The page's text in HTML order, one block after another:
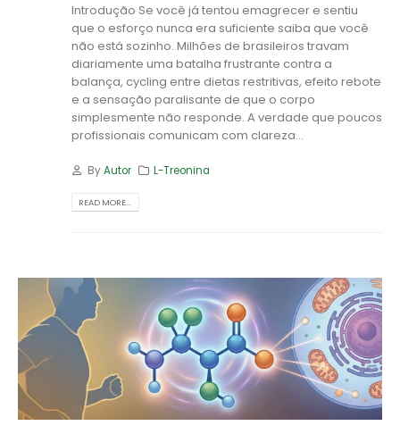
Introdução Se você já tentou emagrecer e sentiu
que o esforço nunca era suficiente saiba que você
não está sozinho. Milhões de brasileiros travam
diariamente uma batalha frustrante contra a
balança, cycling entre dietas restritivas, efeito rebote
e a sensação paralisante de que o corpo
simplesmente não responde. A verdade que poucos
profissionais comunicam com clareza...
ByAutor L-Treonina
READ MORE...